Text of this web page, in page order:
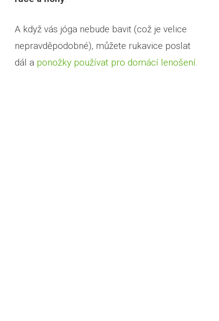
A když vás jóga nebude bavit (což je velice
nepravděpodobné), můžete rukavice poslat
dál a ponožky používat pro domácí lenošení.